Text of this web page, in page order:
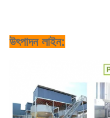
উৎপাদন লাইন: